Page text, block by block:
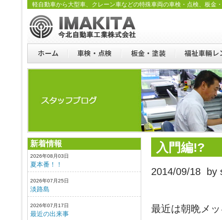
軽自動車から大型車、クレーン車などの特殊車両の車検・点検、板金
新着情報
2026年08月03日
夏本番！！
2026年07月25日
淡路島
2026年07月17日
最近の出来事
入門編!?
2014/09/18 by
最近は朝晩メ